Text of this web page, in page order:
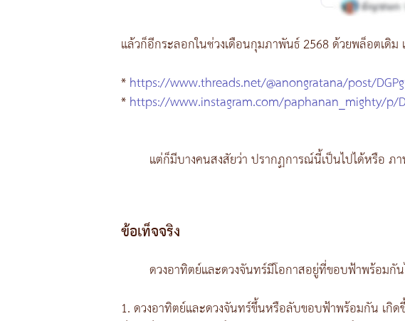
แล้วก็อีกระลอกในช่วงเดือนกุมภาพันธ์ 2568 ด้วยพล็อตเดิม
*https://www.threads.net/@anongratana/post/
*https://www.instagram.com/paphanan_mighty/p/
แต่ก็มีบางคนสงสัยว่า ปรากฏการณ์นี้เป็นไปได้หรือ ภ
ข้อเท็จจริง
ดวงอาทิตย์และดวงจันทร์มีโอกาสอยู่ที่ขอบฟ้าพร้อมกั
1. ดวงอาทิตย์และดวงจันทร์ขึ้นหรือลับขอบฟ้าพร้อมกัน เกิ